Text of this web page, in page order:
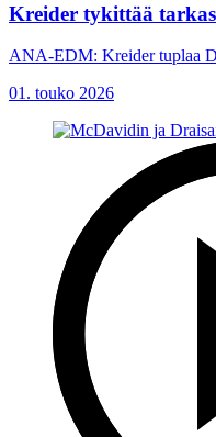
Kreider tykittää
ANA-EDM: Kreider tuplaa
01. touko 2026